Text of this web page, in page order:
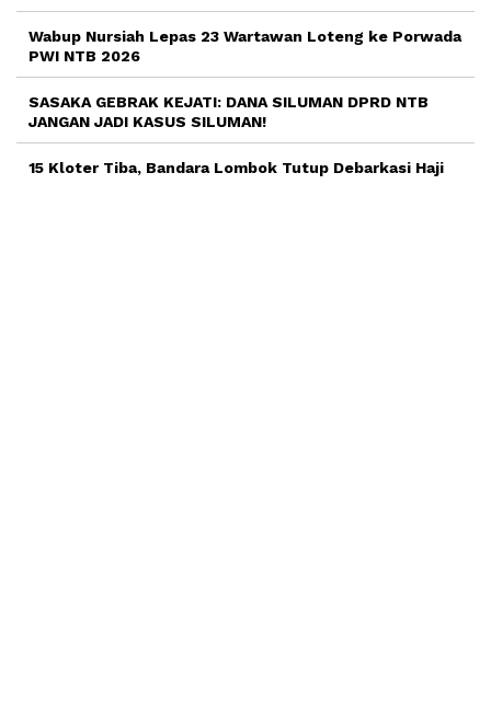
Wabup Nursiah Lepas 23 Wartawan Loteng ke Porwada
PWI NTB 2026
SASAKA GEBRAK KEJATI: DANA SILUMAN DPRD NTB
JANGAN JADI KASUS SILUMAN!
15 Kloter Tiba, Bandara Lombok Tutup Debarkasi Haji